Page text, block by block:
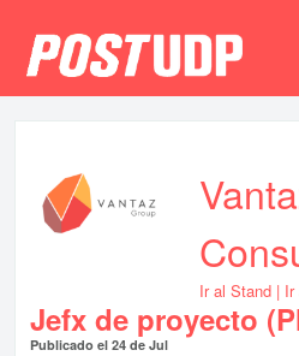
Ir al Stand| Ir
Jefx de proyecto
Publicado el 24 de Jul